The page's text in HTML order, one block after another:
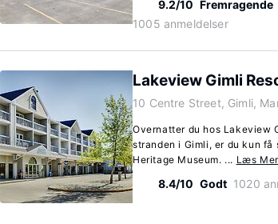
9.2/10 Fremragende
1005 anmeldelser
Lakeview Gimli
10 Centre Street, Gimli,
Overnatter du hos Lakeview
stranden i Gimli, er du kun
Heritage Museum. ... Læs
8.4/10 Godt 1020